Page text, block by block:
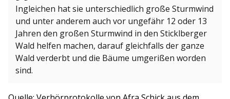
Ingleichen hat sie unterschiedlich große Sturmwind
und unter anderem auch vor ungefähr 12 oder 13
Jahren den großen Sturmwind in den Sticklberger
Wald helfen machen, darauf gleichfalls der ganze
Wald verderbt und die Bäume umgerißen worden
sind.